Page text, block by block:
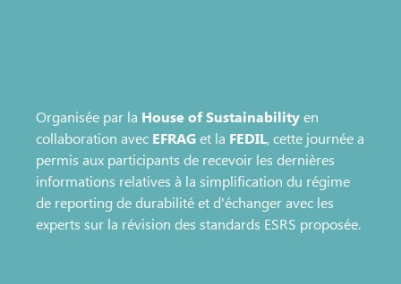
Organisée par la House of Sustainabilityen
collaboration avec EFRAGet la FEDIL, cette journée a
permis aux participants de recevoir les dernières
informations relatives à la simplification du régime
de reporting de durabilité et d'échanger avec les
experts sur la révision des standards ESRS proposée.